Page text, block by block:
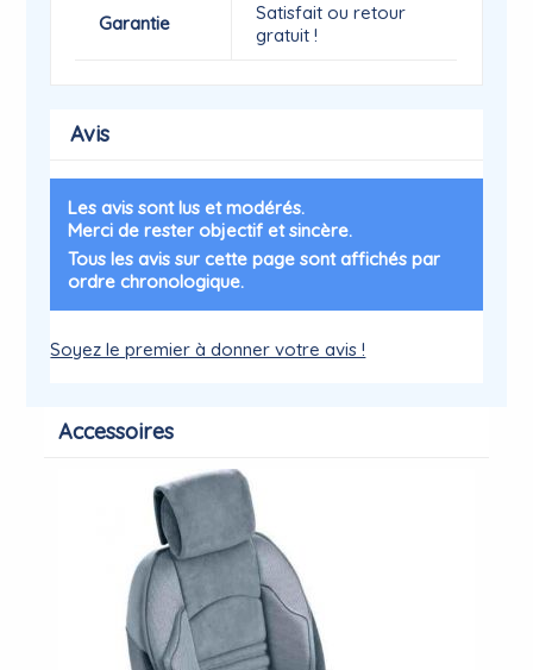
Garantie
Satisfait ou retour
gratuit !
Avis
Les avis sont lus et modérés.
Merci de rester objectif et sincère.
Tous les avis sur cette page sont affichés par
ordre chronologique.
Soyez le premier à donner votre avis !
Accessoires